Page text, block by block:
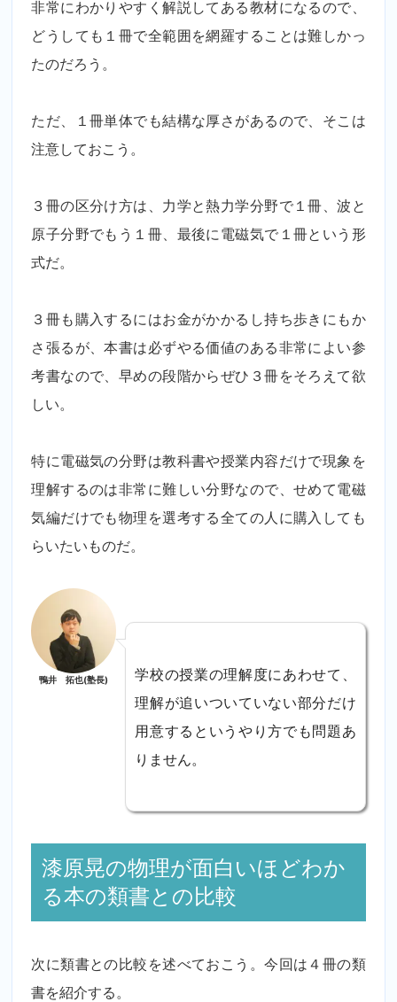
非常にわかりやすく解説してある教材になるので、
どうしても１冊で全範囲を網羅することは難しかっ
たのだろう。
ただ、１冊単体でも結構な厚さがあるので、そこは
注意しておこう。
３冊の区分け方は、力学と熱力学分野で１冊、波と
原子分野でもう１冊、最後に電磁気で１冊という形
式だ。
３冊も購入するにはお金がかかるし持ち歩きにもか
さ張るが、本書は必ずやる価値のある非常によい参
考書なので、早めの段階からぜひ３冊をそろえて欲
しい。
特に電磁気の分野は教科書や授業内容だけで現象を
理解するのは非常に難しい分野なので、せめて電磁
気編だけでも物理を選考する全ての人に購入しても
らいたいものだ。
鴨井 拓也(塾長)
学校の授業の理解度にあわせて、
理解が追いついていない部分だけ
用意するというやり方でも問題あ
りません。
漆原晃の物理が面白いほどわか
る本の類書との比較
次に類書との比較を述べておこう。今回は４冊の類
書を紹介する。